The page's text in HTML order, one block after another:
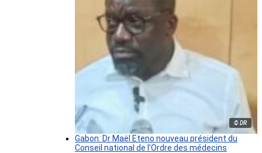
© DR
Gabon: Dr Maël Eteno nouveau président du
Conseil national de l’Ordre des médecins